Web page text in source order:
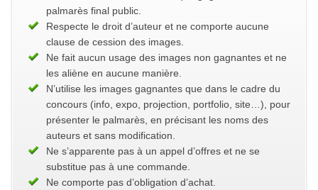
palmarès final public.
Respecte le droit d’auteur et ne comporte aucune
clause de cession des images.
Ne fait aucun usage des images non gagnantes et ne
les aliène en aucune manière.
N’utilise les images gagnantes que dans le cadre du
concours (info, expo, projection, portfolio, site…), pour
présenter le palmarès, en précisant les noms des
auteurs et sans modification.
Ne s’apparente pas à un appel d’offres et ne se
substitue pas à une commande.
Ne comporte pas d’obligation d’achat.